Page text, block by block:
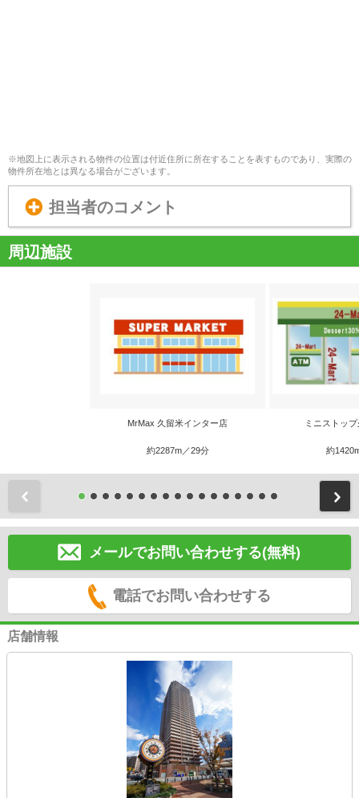
※地図上に表示される物件の位置は付近住所に所在することを表すものであり、実際の
物件所在地とは異なる場合がございます。
担当者のコメント
周辺施設
MrMax 久留米インター店
約2287m／29分
ミニストッ
約
メールでお問い合わせする(無料)
電話でお問い合わせする
店舗情報